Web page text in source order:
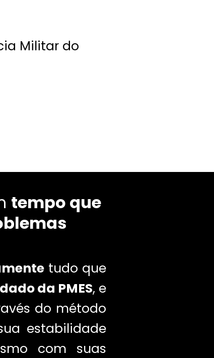
Militar do
tempo que
tudo que
da PMES, e
do método
estabilidade
com suas